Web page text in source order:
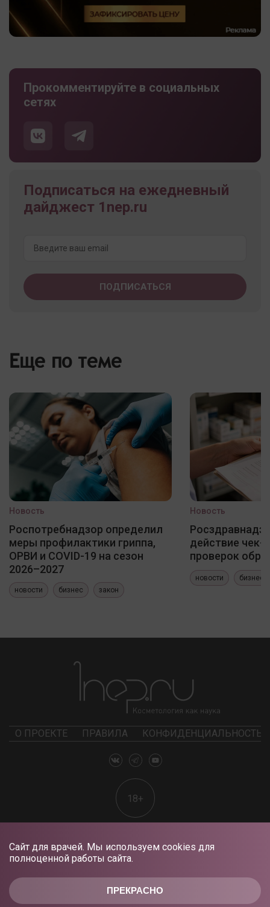
ПРЕКРАСНО
Сайт для врачей. Мы используем cookies для
полноценной работы сайта.
Прокомментируйте в социальных
сетях
Подписаться на ежедневный
дайджест 1nep.ru
Еще по теме
Новость
Роспотребнадзор определил
меры профилактики гриппа,
ОРВИ и COVID-19 на сезон
2026–2027
новости бизнес закон
Новость
действие чек-
проверок
новости бизнес
О ПРОЕКТЕ ПРАВИЛА КОНФИДЕНЦИАЛЬНОСТЬ
18+